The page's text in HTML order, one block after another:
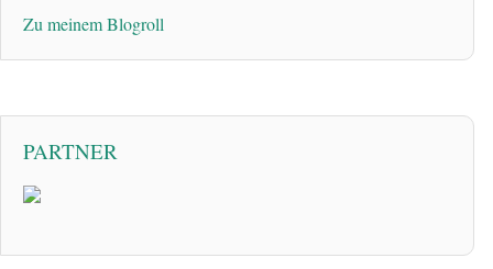
Zu meinem Blogroll
PARTNER